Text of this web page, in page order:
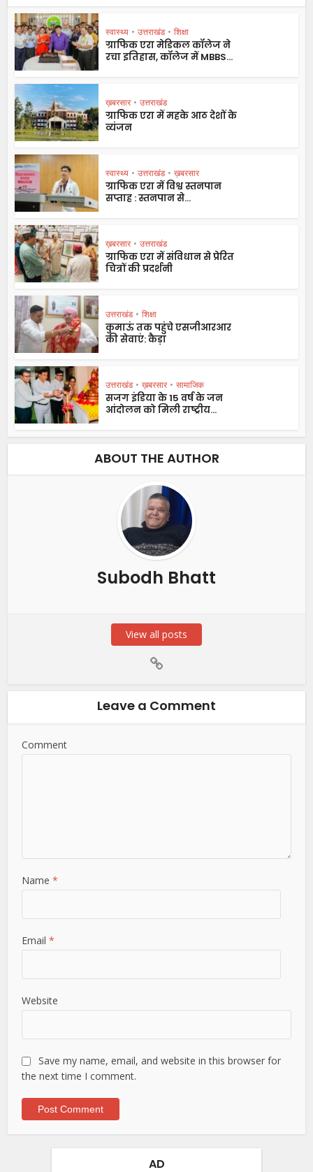
स्वास्थ्य • उत्तराखंड • शिक्षा
ग्राफिक एरा मेडिकल कॉलेज ने
रचा इतिहास, कॉलेज में MBBS...
ख़बरसार • उत्तराखंड
ग्राफिक एरा में महके आठ देशों के
व्यंजन
स्वास्थ्य • उत्तराखंड • ख़बरसार
ग्राफिक एरा में विश्व स्तनपान
सप्ताह : स्तनपान से...
ख़बरसार • उत्तराखंड
ग्राफिक एरा में संविधान से प्रेरित
चित्रों की प्रदर्शनी
उत्तराखंड • शिक्षा
कुमाऊं तक पहुंचे एसजीआरआर
की सेवाएं: कैड़ा
उत्तराखंड • ख़बरसार • सामाजिक
सजग इंडिया के 15 वर्ष के जन
आंदोलन को मिली राष्ट्रीय...
ABOUT THE AUTHOR
Subodh Bhatt
View all posts
Leave a Comment
Comment
Name*
Email*
Website
Save my name, email, and website in this browser for
the next time I comment.
AD